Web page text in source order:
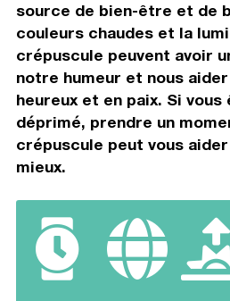
source de bien-être et de
couleurs chaudes et la
crépuscule peuvent avoir
notre humeur et nous
heureux et en paix. Si
déprimé, prendre un
crépuscule peut vous
mieux.